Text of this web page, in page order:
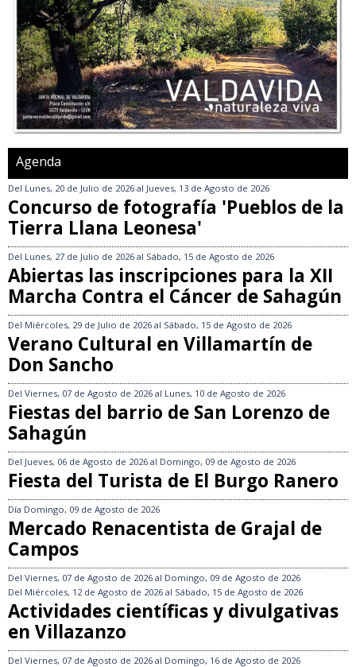
Agenda
Del Lunes, 20 de Julio de 2026 al Jueves, 13 de Agosto de 2026
Concurso de fotografía 'Pueblos de la
Tierra Llana Leonesa'
Del Lunes, 27 de Julio de 2026 al Sábado, 15 de Agosto de 2026
Abiertas las inscripciones para la XII
Marcha Contra el Cáncer de Sahagún
Del Miércoles, 29 de Julio de 2026 al Sábado, 15 de Agosto de 2026
Verano Cultural en Villamartín de
Don Sancho
Del Viernes, 07 de Agosto de 2026 al Lunes, 10 de Agosto de 2026
Fiestas del barrio de San Lorenzo de
Sahagún
Del Jueves, 06 de Agosto de 2026 al Domingo, 09 de Agosto de 2026
Fiesta del Turista de El Burgo Ranero
Día Domingo, 09 de Agosto de 2026
Mercado Renacentista de Grajal de
Campos
Del Viernes, 07 de Agosto de 2026 al Domingo, 09 de Agosto de 2026
Del Miércoles, 12 de Agosto de 2026 al Sábado, 15 de Agosto de 2026
Actividades científicas y divulgativas
en Villazanzo
Del Viernes, 07 de Agosto de 2026 al Domingo, 16 de Agosto de 2026